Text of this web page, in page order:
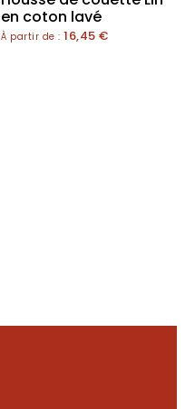
en coton lavé
À partir de : 16,45 €